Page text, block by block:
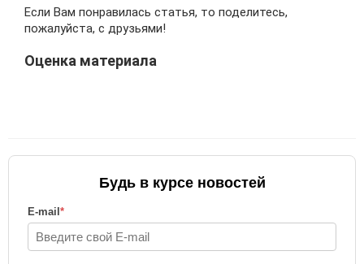
Если Вам понравилась статья, то поделитесь,
пожалуйста, с друзьями!
Оценка материала
Будь в курсе новостей
E-mail *